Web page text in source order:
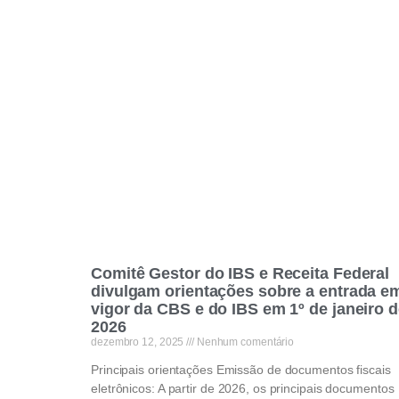
Comitê Gestor do IBS e Receita Federal
divulgam orientações sobre a entrada
vigor da CBS e do IBS em 1º de janeiro
2026
dezembro 12, 2025 Nenhum comentário
Principais orientações Emissão de documentos fiscais
eletrônicos: A partir de 2026, os principais documentos